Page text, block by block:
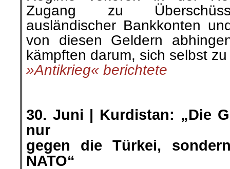
Zugang zu
ausländischer Bankkonten
von diesen Geldern
kämpften darum, sich selbst
»Antikrieg« berichtete
30. Juni | Kurdistan: „Die
nur
gegen die Türkei,
NATO“